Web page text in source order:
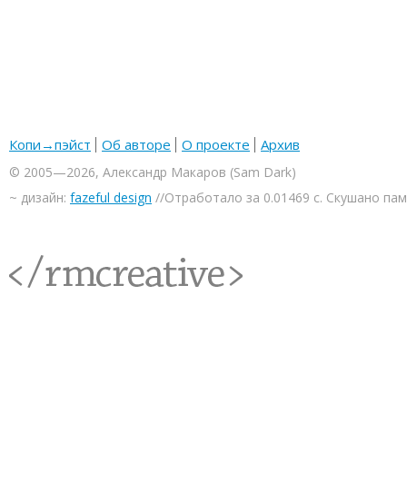
Копи→пэйст Об авторе О проекте Архив
© 2005—2026, Александр Макаров (Sam Dark)
~ дизайн: fazeful design //Отработало за 0.01469 с. Скушано
<rmcreative/>